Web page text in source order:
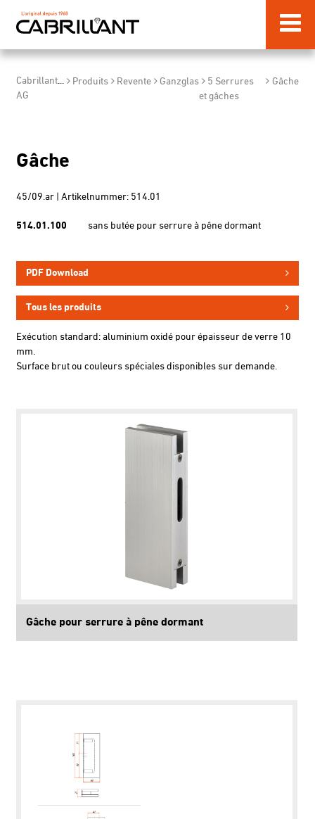
Cabrillant
AG
... Produits Revente Ganzglas
5 Serrures
et gâches
Gâche
Gâche
45/09.ar | Artikelnummer: 514.01
514.01.100 sans butée pour serrure à pêne dormant
PDF Download
Tous les produits
Exécution standard: aluminium oxidé pour épaisseur de verre 10
mm.
Surface brut ou couleurs spéciales disponibles sur demande.
Gâche pour serrure à pêne dormant